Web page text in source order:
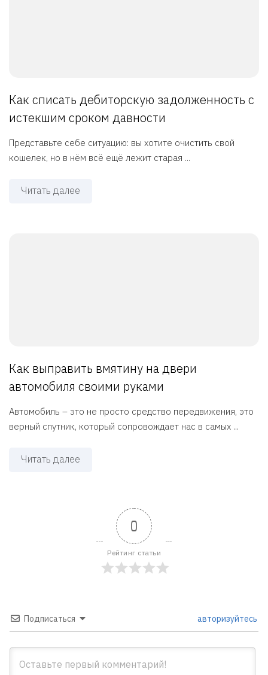
Как списать дебиторскую задолженность с
истекшим сроком давности
Представьте себе ситуацию: вы хотите очистить свой
кошелек, но в нём всё ещё лежит старая ...
Читать далее
Как выправить вмятину на двери
автомобиля своими руками
Автомобиль – это не просто средство передвижения, это
верный спутник, который сопровождает нас в самых ...
Читать далее
0
Рейтинг статьи
Подписаться авторизуйтесь